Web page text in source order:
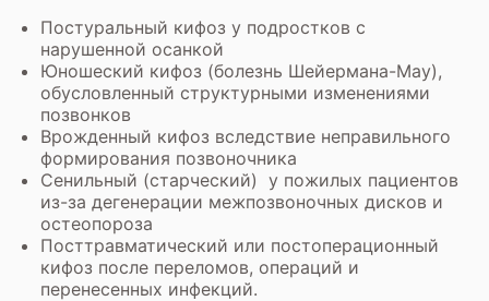
Постуральный кифоз у подростков с
нарушенной осанкой
Юношеский кифоз (болезнь Шейермана-Мау),
обусловленный структурными изменениями
позвонков
Врожденный кифоз вследствие неправильного
формирования позвоночника
Сенильный (старческий) у пожилых пациентов
из-за дегенерации межпозвоночных дисков и
остеопороза
Посттравматический или постоперационный
кифоз после переломов, операций и
перенесенных инфекций.